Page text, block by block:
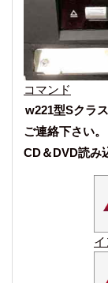
コマンド
w221型Sクラ
ご連絡下さい。
CD＆DVD読み